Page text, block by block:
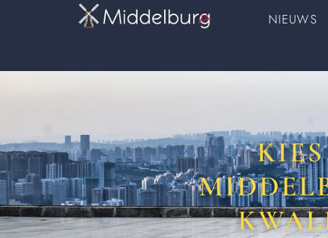
NIEUWS